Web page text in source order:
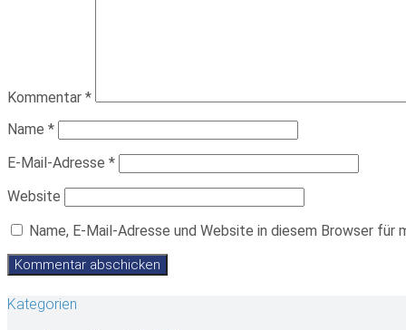
Kommentar *
Name *
E-Mail-Adresse *
Website
Name, E-Mail-Adresse und Website in diesem Browser für
Kategorien